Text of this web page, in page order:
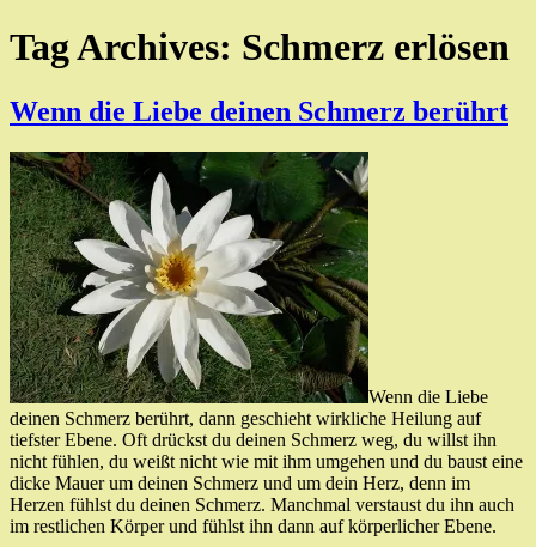
Tag Archives: Schmerz erlösen
Wenn die Liebe deinen Schmerz berührt
Wenn die Liebe
deinen Schmerz berührt, dann geschieht wirkliche Heilung auf
tiefster Ebene. Oft drückst du deinen Schmerz weg, du willst ihn
nicht fühlen, du weißt nicht wie mit ihm umgehen und du baust eine
dicke Mauer um deinen Schmerz und um dein Herz, denn im
Herzen fühlst du deinen Schmerz. Manchmal verstaust du ihn auch
im restlichen Körper und fühlst ihn dann auf körperlicher Ebene.